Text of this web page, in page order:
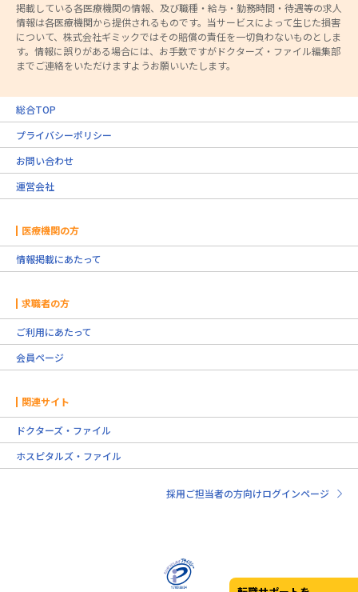
掲載している各医療機関の情報、及び職種・給与・勤務時間・待遇等の求人
情報は各医療機関から提供されるものです。当サービスによって生じた損害
について、株式会社ギミックではその賠償の責任を一切負わないものとしま
す。情報に誤りがある場合には、お手数ですがドクターズ・ファイル編集部
までご連絡をいただけますようお願いいたします。
総合TOP
プライバシーポリシー
お問い合わせ
運営会社
医療機関の方
情報掲載にあたって
求職者の方
ご利用にあたって
会員ページ
関連サイト
ドクターズ・ファイル
ホスピタルズ・ファイル
採用ご担当者の方向けログインページ